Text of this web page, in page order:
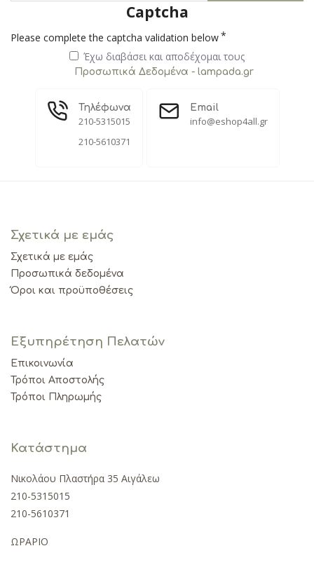
Captcha
Please complete the captcha validation below
Έχω διαβάσει και αποδέχομαι τους
Προσωπικά Δεδομένα - lampada.gr
Τηλέφωνα
210-5315015
210-5610371
Email
info@eshop4all.gr
Σχετικά με εμάς
Σχετικά με εμάς
Προσωπικά δεδομένα
Όροι και προϋποθέσεις
Εξυπηρέτηση Πελατών
Επικοινωνία
Τρόποι Αποστολής
Τρόποι Πληρωμής
Κατάστημα
Νικολάου Πλαστήρα 35 Αιγάλεω
210-5315015
210-5610371
ΩΡΑΡΙΟ